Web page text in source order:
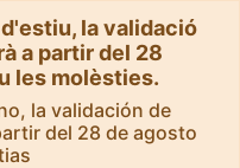
la validació
a partir del 28
les molèsties.
la validación de
del 28 de agosto